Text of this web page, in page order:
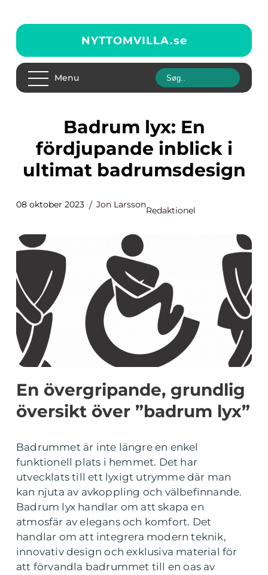
NYTTOMVILLA.se
Menu
Badrum lyx: En
fördjupande inblick i
ultimat badrumsdesign
08 oktober 2023 Jon Larsson
Redaktionel
En övergripande, grundlig
översikt över ”badrum lyx”
Badrummet är inte längre en enkel
funktionell plats i hemmet. Det har
utvecklats till ett lyxigt utrymme där man
kan njuta av avkoppling och välbefinnande.
Badrum lyx handlar om att skapa en
atmosfär av elegans och komfort. Det
handlar om att integrera modern teknik,
innovativ design och exklusiva material för
att förvandla badrummet till en oas av